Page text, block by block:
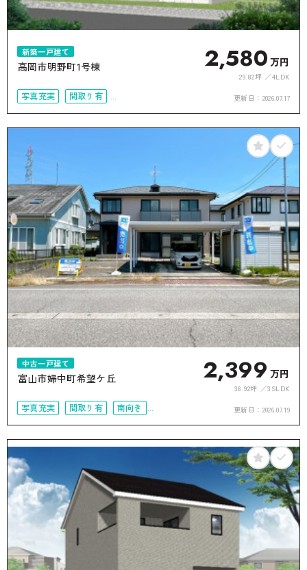
新築一戸建て
高岡市明野町1号棟 2,580 万円
29.82坪 4LDK
写真充実
間取り有
更新日： 2026.07.17
中古一戸建て
富山市婦中町希望ケ丘 2,399 万円
38.92坪 3SLDK
写真充実 間取り有
南向き
更新日： 2026.07.19